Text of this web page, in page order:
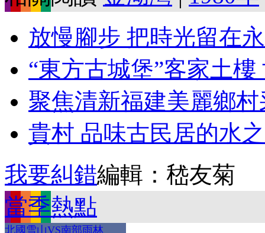
放慢腳步 把時光留在
“東方古城堡”客家土
聚焦清新福建美麗鄉
貴村 品味古民居的水
我要糾錯編輯：嵇友菊
當季熱點
北國雪山VS南部雨林